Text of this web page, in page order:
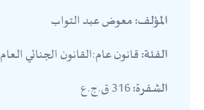
المؤلف:معوض عبد التواب
الفئة:قانون عام:القانون الجنائي العام
الشفرة: